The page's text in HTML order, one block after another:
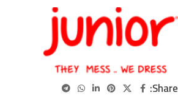
Share: